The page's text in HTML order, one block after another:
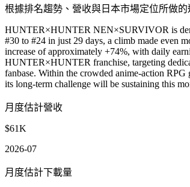
根據排名趨勢、營收與日本市場定位所做的
HUNTER×HUNTER NEN×SURVIVOR is
#30 to #24 in just 29 days, a climb made even
increase of approximately +74%, with daily
HUNTER×HUNTER franchise, targeting
fanbase. Within the crowded anime-action
its long-term challenge will be sustaining this
月度估計營收
$61K
2026-07
月度估計下載量